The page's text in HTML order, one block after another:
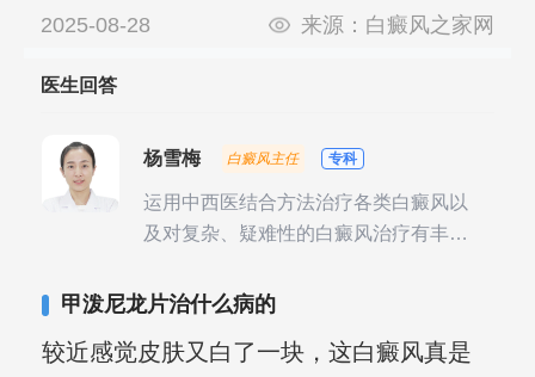
2025-08-28 来源： 白癜风之家网
医生回答
杨雪梅 白癜风主任 专科
运用中西医结合方法治疗各类白癜风以
及对复杂、疑难性的白癜风治疗有丰富
合巩固用药的调理，并对白癜风患者的
导，全方位帮助患者康复。
甲泼尼龙片治什么病的
较近感觉皮肤又白了一块，这白癜风真是